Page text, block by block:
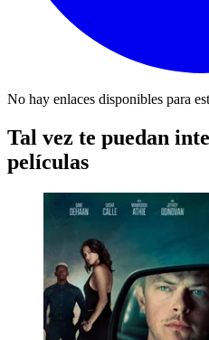
No hay enlaces disponibles para
Tal vez te puedan
películas